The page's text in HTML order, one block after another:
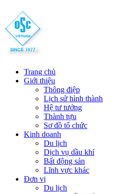
Trang chủ
Giới thiệu
Thông điệp
Lịch sử hình thành
Hệ tư tưởng
Thành tựu
Sơ đồ tổ chức
Kinh doanh
Du lịch
Dịch vụ dầu khí
Bất động sản
Lĩnh vực khác
Đơn vị
Du lịch